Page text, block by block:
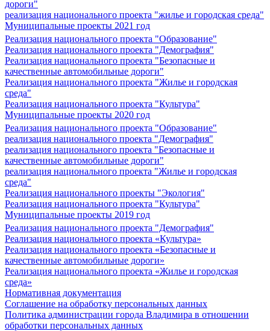
дороги"
реализация национального проекта "жилье и городская среда"
Муниципальные проекты 2021 год
Реализация национального проекта "Образование"
Реализация национального проекта "Демография"
Реализация национального проекта "Безопасные и
качественные автомобильные дороги"
Реализация национального проекта "Жилье и городская
среда"
Реализация национального проекта "Культура"
Муниципальные проекты 2020 год
Реализация национального проекта "Образование"
реализация национального проекта "Демография"
реализация национального проекта "Безопасные и
качественные автомобильные дороги"
реализация национального проекта "Жилье и городская
среда"
Реализация национального проекты "Экология"
Реализация национального проекта "Культура"
Муниципальные проекты 2019 год
Реализация национального проекта "Демография"
Реализация национального проекта «Культура»
Реализация национального проекта «Безопасные и
качественные автомобильные дороги»
Реализация национального проекта «Жилье и городская
среда»
Нормативная документация
Соглашение на обработку персональных данных
Политика администрации города Владимира в отношении
обработки персональных данных